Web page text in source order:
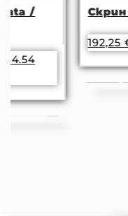
Скрин City 3094
€ (376.00